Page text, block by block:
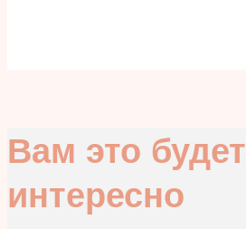
Вам это будет
интересно